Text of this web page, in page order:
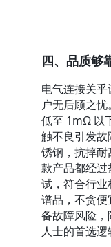
四、品质够
电气连接关
户无后顾之
低至 1mΩ 以
触不良引发故
锈钢，抗摔
款产品都经
试，符合行业
谱品，不贪便
备故障风险
人士的首选逻